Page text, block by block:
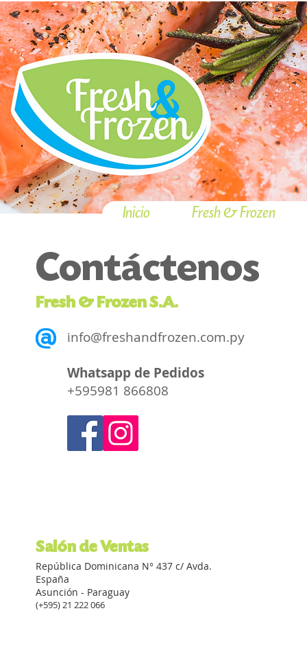
Inicio Fresh & Frozen
Contáctenos
info@freshandfrozen.com.py
Whatsapp de Pedidos
+595981 866808
Fresh & Frozen S.A.
Salón de Ventas
República Dominicana N° 437 c/ Avda.
España
Asunción - Paraguay
(+595) 21 222 066